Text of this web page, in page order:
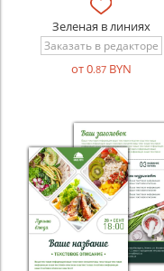
Зеленая в линиях
Заказать в редакторе
от 0.87BYN